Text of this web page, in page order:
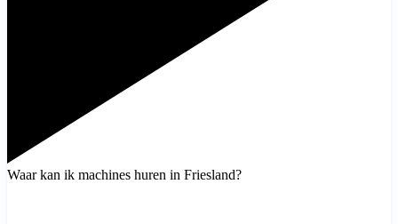
Waar kan ik machines huren in Friesland?